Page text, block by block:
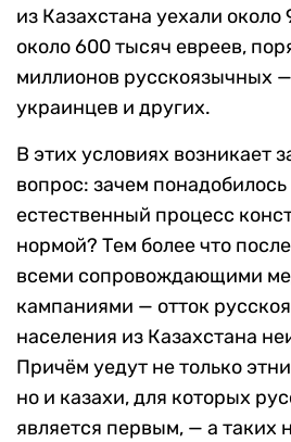
из Казахстана уехали
около 600 тысяч евреев,
миллионов русскоязычных
украинцев и других.
В этих условиях возникает
вопрос: зачем
естественный процесс
нормой? Тем более что
всеми сопровождающими
кампаниями — отток
населения из Казахстана
Причём уедут не только
но и казахи, для которых
является первым, — а таких